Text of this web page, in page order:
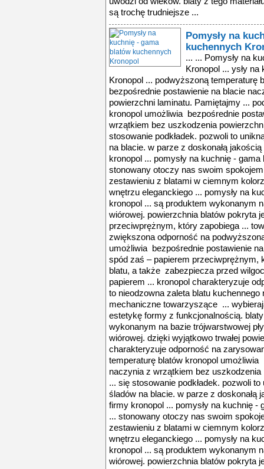
Pomysły na
kuchennych
... ... Pomysły na kuchnię - gama blatów kuchennych Kronopol ... ysły na kuchnię - gama blatów kuchennych Kronopol ... podwyższoną temperaturę blatów Kronopol umożliwia bezpośrednie postawienie na blacie naczynia z wrzątkiem bez uszkodzenia powierzchni laminatu. Pamiętajmy ... podwyższoną temperaturę blatów kronopol umożliwia bezpośrednie postawienie na blacie naczynia z wrzątkiem bez uszkodzenia powierzchni laminatu. pamiętajmy ... się stosowanie podkładek. pozwoli to uniknąć pozostawienia trwałych śladów na blacie. w parze z doskonałą jakością idzie estetyka produktów firmy kronopol ... pomysły na kuchnię - gama blatów kuchennych kronopol ... stonowany otoczy nas swoim spokojem. jasne wybarwienie mebli w zestawieniu z blatami w ciemnym kolorze np. macassar czy wenge, nada wnętrzu eleganckiego ... pomysły na kuchnię - gama blatów kuchennych kronopol ... są produktem wykonanym na bazie trójwarstwowej płyty wiórowej. powierzchnia blatów pokryta jest laminatem, spód zaś – papierem przeciwprężnym, który zapobiega ... towarzyszące pracom w kuchni. zwiększona odporność na podwyższoną temperaturę blatów kronopol umożliwia bezpośrednie postawienie na blacie naczynia z ... laminatem, spód zaś – papierem przeciwprężnym, który zapobiega odkształcaniu się blatu, a także zabezpiecza przed wilgocią. miejsce styku laminatu z papierem ... kronopol charakteryzuje odporność na zarysowania i ścieranie. to nieodzowna zaleta blatu kuchennego narażonego na uszkodzenia mechaniczne towarzyszące ... wybierając elementy, które łączą w sobie estetykę formy z funkcjonalnością. blaty kuchenne kronopol są produktem wykonanym na bazie trójwarstwowej płyty ... rozwarstwianiu się płyty wiórowej. dzięki wyjątkowo trwałej powierzchni laminatu, blaty kronopol charakteryzuje odporność na zarysowania i ścieranie. to ... podwyższoną temperaturę blatów kronopol umożliwia bezpośrednie postawienie na blacie naczynia z wrzątkiem bez uszkodzenia powierzchni laminatu. pamiętajmy ... się stosowanie podkładek. pozwoli to uniknąć pozostawienia trwałych śladów na blacie. w parze z doskonałą jakością idzie estetyka produktów firmy kronopol ... pomysły na kuchnię - gama blatów kuchennych kronopol ... stonowany otoczy nas swoim spokojem. jasne wybarwienie mebli w zestawieniu z blatami w ciemnym kolorze np. macassar czy wenge, nada wnętrzu eleganckiego ... pomysły na kuchnię - gama blatów kuchennych kronopol ... są produktem wykonanym na bazie trójwarstwowej płyty wiórowej. powierzchnia blatów pokryta jest laminatem, spód zaś – papierem przeciwprężnym, który zapobiega ... towarzyszące pracom w kuchni. zwiększona odporność na podwyższoną temperaturę blatów kronopol umożliwia bezpośrednie postawienie na blacie naczynia z ... laminatem, spód zaś – papierem przeciwprężnym, który zapobiega odkształcaniu się blatu, a także zabezpiecza przed wilgocią. miejsce styku laminatu z papierem ... kronopol charakteryzuje odporność na zarysowania i ścieranie. to nieodzowna zaleta blatu kuchennego narażonego na uszkodzenia mechaniczne towarzyszące ... wybierając elementy, które łączą w sobie estetykę formy z funkcjonalnością. blaty kuchenne kronopol są produktem wykonanym na bazie trójwarstwowej płyty ... rozwarstwianiu się płyty wiórowej. dzięki wyjątkowo trwałej powierzchni laminatu, blaty kronopol charakteryzuje odporność na zarysowania i ścieranie. to ... podwyższoną temperaturę blatów kronopol umożliwia bezpośrednie postawienie na blacie naczynia z wrzątkiem bez uszkodzenia powierzchni laminatu. pamiętajmy ... się stosowanie podkładek. pozwoli to uniknąć pozostawienia trwałych śladów na blacie. w parze z doskonałą jakością idzie estetyka produktów firmy